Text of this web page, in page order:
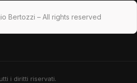
Bertozzi – All rights reserved
i diritti riservati.